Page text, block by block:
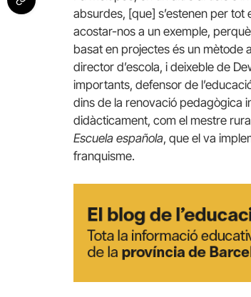
absurdes, [que] s’estenen per
acostar-nos a un exemple,
basat en projectes és un mètode
director d’escola, i deixeble de
importants, defensor de
dins de la renovació pedagògica
didàcticament, com el mestre
Escuela española, que el va
franquisme.